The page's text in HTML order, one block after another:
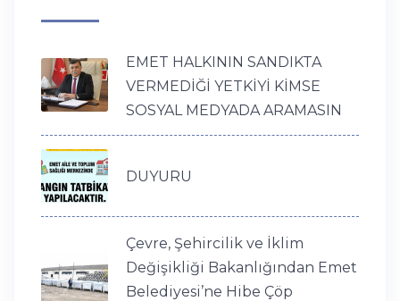
EMET HALKININ SANDIKTA
VERMEDİĞİ YETKİYİ KİMSE
SOSYAL MEDYADA ARAMASIN
DUYURU
Çevre, Şehircilik ve İklim
Değişikliği Bakanlığından Emet
Belediyesi’ne Hibe Çöp